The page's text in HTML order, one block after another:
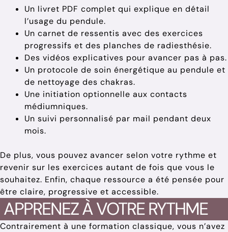
Un livret PDF complet qui explique en détail
l’usage du pendule.
Un carnet de ressentis avec des exercices
progressifs et des planches de radiesthésie.
Des vidéos explicatives pour avancer pas à pas.
Un protocole de soin énergétique au pendule et
de nettoyage des chakras.
Une initiation optionnelle aux contacts
médiumniques.
Un suivi personnalisé par mail pendant deux
mois.
De plus, vous pouvez avancer selon votre rythme et
revenir sur les exercices autant de fois que vous le
souhaitez. Enfin, chaque ressource a été pensée pour
être claire, progressive et accessible.
APPRENEZ À VOTRE RYTHME
Contrairement à une formation classique, vous n’avez